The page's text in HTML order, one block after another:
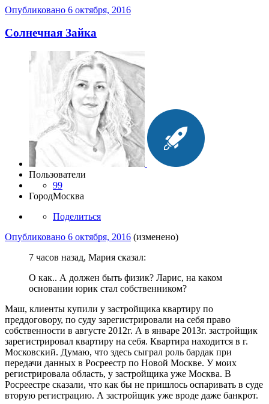
Опубликовано 6 октября, 2016
Солнечная Зайка
Пользователи
99
ГородМосква
Поделиться
Опубликовано 6 октября, 2016 (изменено)
7 часов назад, Мария сказал:
О как.. А должен быть физик? Ларис, на каком
основании юрик стал собственником?
Маш, клиенты купили у застройщика квартиру по
преддоговору, по суду зарегистрировали на себя право
собственности в августе 2012г. А в январе 2013г. застройщик
зарегистрировал квартиру на себя. Квартира находится в г.
Московский. Думаю, что здесь сыграл роль бардак при
передачи данных в Росреестр по Новой Москве. У моих
регистрировала область, у застройщика уже Москва. В
Росреестре сказали, что как бы не пришлось оспаривать в суде
вторую регистрацию. А застройщик уже вроде даже банкрот.